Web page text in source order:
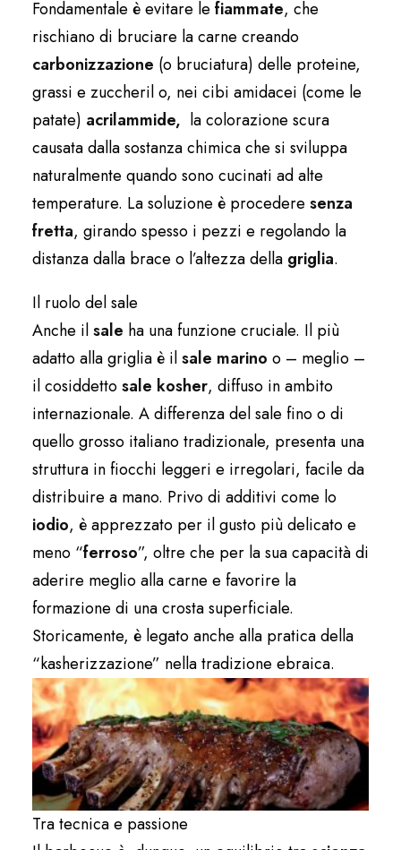
Fondamentale è evitare le fiammate, che
rischiano di bruciare la carne creando
carbonizzazione (o bruciatura) delle proteine,
grassi e zuccheril o, nei cibi amidacei (come le
patate) acrilammide, la colorazione scura
causata dalla sostanza chimica che si sviluppa
naturalmente quando sono cucinati ad alte
temperature. La soluzione è procedere senza
fretta, girando spesso i pezzi e regolando la
distanza dalla brace o l’altezza della griglia.
Il ruolo del sale
Anche ilsale ha una funzione cruciale. Il più
adatto alla griglia è ilsale marino o – meglio –
il cosiddettosale kosher, diffuso in ambito
internazionale. A differenza del sale fino o di
quello grosso italiano tradizionale, presenta una
struttura in fiocchi leggeri e irregolari, facile da
distribuire a mano. Privo di additivi come lo
iodio, è apprezzato per il gusto più delicato e
meno “ferroso”, oltre che per la sua capacità di
aderire meglio alla carne e favorire la
formazione di una crosta superficiale.
Storicamente, è legato anche alla pratica della
“kasherizzazione” nella tradizione ebraica.
Tra tecnica e passione